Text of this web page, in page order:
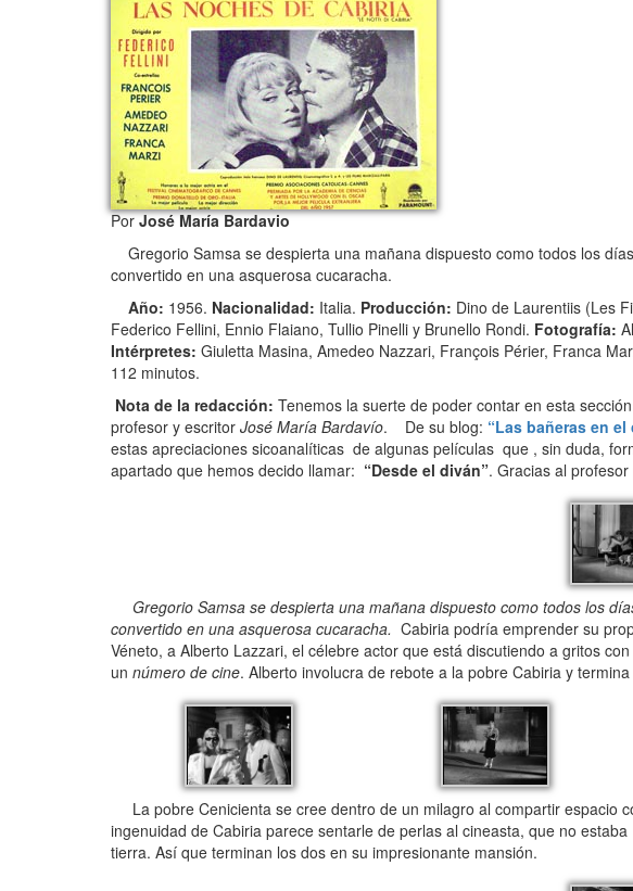
PorJosé María Bardavio
Gregorio Samsa se despierta una mañana dispuesto como todos los
convertido en una asquerosa cucaracha.
Año: 1956. Nacionalidad: Italia. Producción: Dino de Laurentiis (Les
Federico Fellini, Ennio Flaiano, Tullio Pinelli y Brunello Rondi. Fotografía:
Intérpretes: Giuletta Masina, Amedeo Nazzari, François Périer, Franca
112 minutos.
Nota de la redacción: Tenemos la suerte de poder contar en esta
profesor y escritor José María Bardavío. De su blog: “Las bañeras en el
estas apreciaciones sicoanalíticas de algunas películas que , sin duda,
apartado que hemos decido llamar: “Desde el diván”. Gracias al
Gregorio Samsa se despierta una mañana dispuesto como todos los
convertido en una asquerosa cucaracha. Cabiria podría emprender su
Véneto, a Alberto Lazzari, el célebre actor que está discutiendo a gritos
un número de cine. Alberto involucra de rebote a la pobre Cabiria y
La pobre Cenicienta se cree dentro de un milagro al compartir espacio
ingenuidad de Cabiria parece sentarle de perlas al cineasta, que no
tierra. Así que terminan los dos en su impresionante mansión.